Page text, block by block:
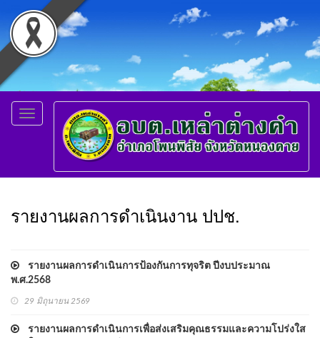
Toggle
navigation
รายงานผลการดำเนินงาน ปปช.
รายงานผลการดำเนินการป้องกันการทุจริต ปีงบประมาณ
พ.ศ.2568
29 มิถุนายน 2569
รายงานผลการดำเนินการเพื่อส่งเสริมคุณธรรมและความโปร่งใส